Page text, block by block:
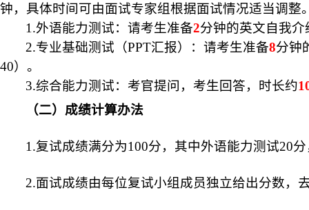
钟，具体时间可由面试专家组根据面试情况适当调整
1.外语能力测试：请考生准备2分钟的英文自我介
2.专业基础测试（PPT汇报） ：请考生准备8分钟
40）。
3.综合能力测试：考官提问 ，考生回答，时长约
（二）成绩计算办法
1.复试成绩满分为100分，其中外语能力测试20
2.面试成绩由每位复试小组成员独立给出分数，